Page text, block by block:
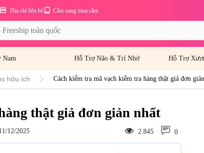
Cẩm nang mua sắm
Địa chỉ liên hệ
Nam Hỗ Trợ Não & Trí Nhớ Hỗ Trợ
hữu ích Cách kiểm tra mã vạch kiểm tra hàng thật giả đơn
thật giả đơn giản nhất
12/2025 2.845 0